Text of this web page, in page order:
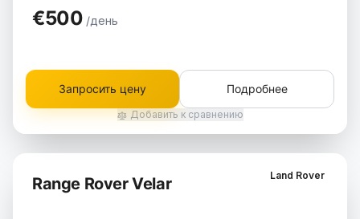
€500 /день
Запросить цену Подробнее
Добавить к сравнению
Land Rover
Range Rover Velar